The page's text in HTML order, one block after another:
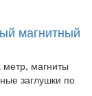
магнитный
магниты
заглушки по